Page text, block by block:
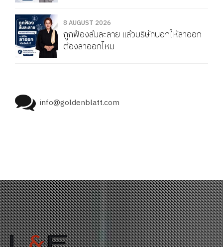
8 AUGUST 2026
ถูกฟ้องล้มละลาย แล้วบริษัทบอกให้ลาออก
ต้องลาออกไหม
info@goldenblatt.com